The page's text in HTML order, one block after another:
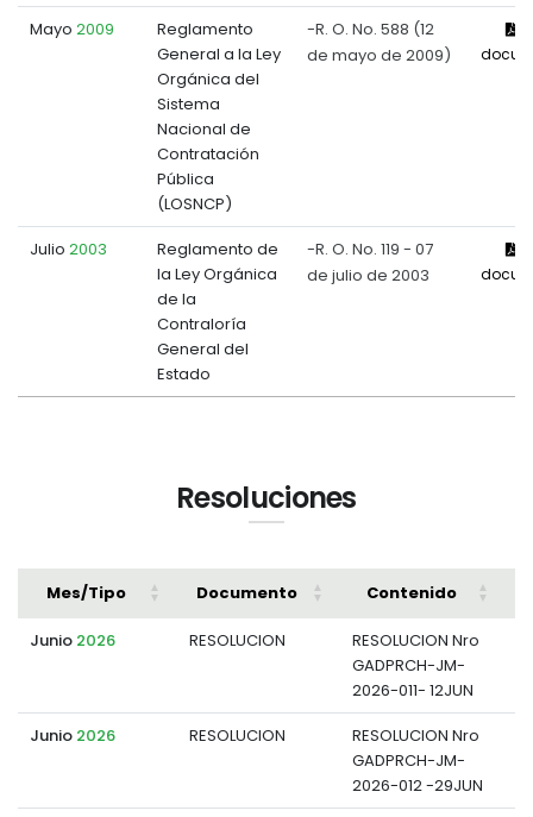
Mayo 2009
Reglamento
General a la Ley
Orgánica del
Sistema
Nacional de
Contratación
Pública
(LOSNCP)
-R. O. No. 588 (12
de mayo de 2009)
Julio 2003
Reglamento de
la Ley Orgánica
de la
Contraloría
General del
Estado
-R. O. No. 119 - 07
de julio de 2003
Resoluciones
Mes/Tipo Documento Contenido
Junio 2026 RESOLUCION
RESOLUCION Nro
GADPRCH-JM-
2026-011- 12JUN
Junio 2026 RESOLUCION
RESOLUCION Nro
GADPRCH-JM-
2026-012 -29JUN